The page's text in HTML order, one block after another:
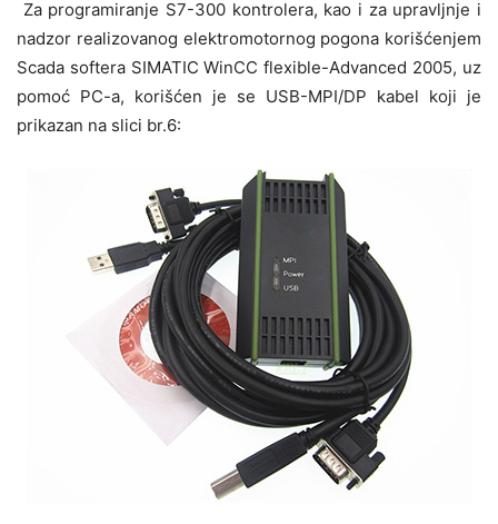
Za programiranje S7-300 kontrolera, kao i za upravljnje i
nadzor realizovanog elektromotornog pogona korišćenjem
Scada softera SIMATIC WinCC flexible-Advanced 2005, uz
pomoć PC-a, korišćen je se USB-MPI/DP kabel koji je
prikazan na slici br.6: